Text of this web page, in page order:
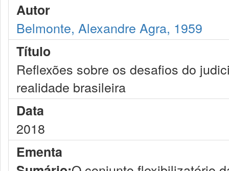
Autor
Belmonte, Alexandre Agra, 1959
Título
Reflexões sobre os desafios do
realidade brasileira
Data
2018
Ementa